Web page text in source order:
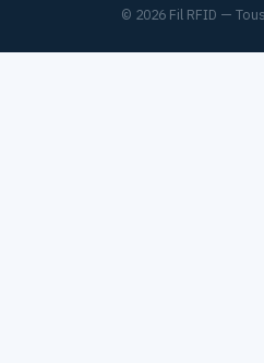
© 2026 Fil RFID —